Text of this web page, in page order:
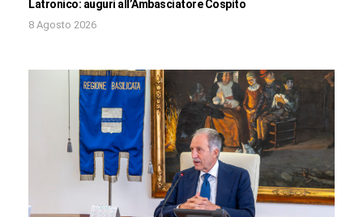
Latronico: auguri all’Ambasciatore Cospito
8 Agosto 2026